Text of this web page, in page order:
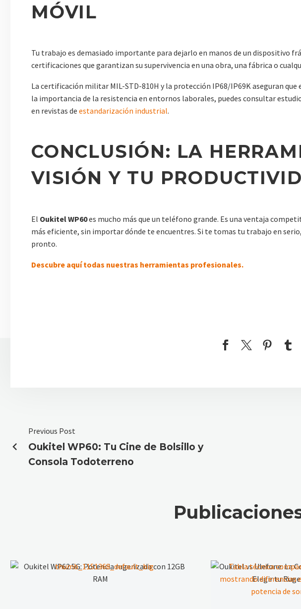
MÓVIL
Tu trabajo es demasiado importante para dejarlo en manos de un dispositivo
certificaciones que garantizan su supervivencia en una obra, una fábrica o
La certificación militar MIL-STD-810H y la protección IP68/IP69K aseguran que
la importancia de la resistencia en entornos laborales, puedes consultar
en revistas de estandarización industrial.
CONCLUSIÓN: LA
VISIÓN Y TU
El Oukitel WP60es mucho más que un teléfono grande. Es una ventaja
más eficiente, sin importar dónde te encuentres. Si te tomas tu trabajo en
pronto.
Descubre aquí todas nuestras herramientas profesionales.
Previous Post
Oukitel WP60: Tu Cine de Bolsillo y
Consola Todoterreno